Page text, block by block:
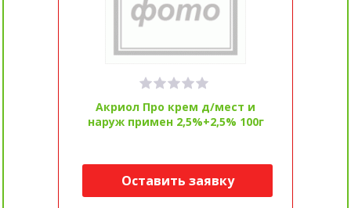
Акриол Про крем д/мест и
наруж примен 2,5%+2,5% 100г
Оставить заявку